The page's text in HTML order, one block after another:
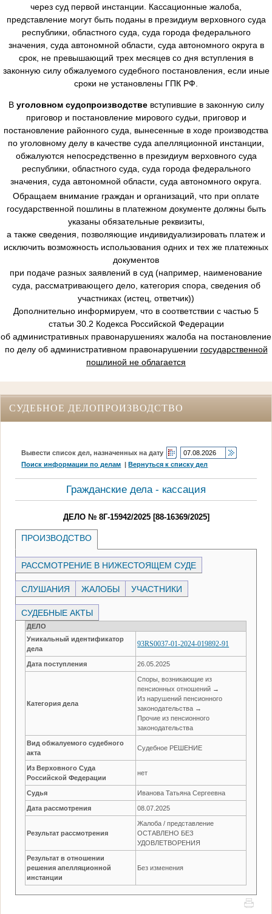
через суд первой инстанции. Кассационные жалоба,
представление могут быть поданы в президиум верховного суда
республики, областного суда, суда города федерального
значения, суда автономной области, суда автономного округа в
срок, не превышающий трех месяцев со дня вступления в
законную силу обжалуемого судебного постановления, если иные
сроки не установлены ГПК РФ.
В уголовном судопроизводствевступившие в законную силу
приговор и постановление мирового судьи, приговор и
постановление районного суда, вынесенные в ходе производства
по уголовному делу в качестве суда апелляционной инстанции,
обжалуются непосредственно в президиум верховного суда
республики, областного суда, суда города федерального
значения, суда автономной области, суда автономного округа.
Обращаем внимание граждан и организаций, что при оплате
государственной пошлины в платежном документе должны быть
указаны обязательные реквизиты,
а также сведения, позволяющие индивидуализировать платеж и
исключить возможность использования одних и тех же платежных
документов
при подаче разных заявлений в суд (например, наименование
суда, рассматривающего дело, категория спора, сведения об
участниках (истец, ответчик))
Дополнительно информируем, что в соответствии с частью 5
статьи 30.2 Кодекса Российской Федерации
об административных правонарушениях жалоба на постановление
по делу об административном правонарушении государственной
пошлиной не облагается
СУДЕБНОЕ ДЕЛОПРОИЗВОДСТВО
Вывести список дел, назначенных на дату
Поиск информации по делам |Вернуться к списку дел
Гражданские дела - кассация
ДЕЛО № 8Г-15942/2025 [88-16369/2025]
ПРОИЗВОДСТВО
РАССМОТРЕНИЕ В НИЖЕСТОЯЩЕМ СУДЕ
СЛУШАНИЯ ЖАЛОБЫ УЧАСТНИКИ
СУДЕБНЫЕ АКТЫ
ДЕЛО
Уникальный идентификатор
дела
93RS0037-01-2024-019892-91
Дата поступления 26.05.2025
Категория дела
Споры, возникающие из
пенсионных отношений →
Из нарушений пенсионного
законодательства →
Прочие из пенсионного
законодательства
Вид обжалуемого судебного
акта
Судебное РЕШЕНИЕ
Из Верховного Суда
Российской Федерации
нет
Судья Иванова Татьяна Сергеевна
Дата рассмотрения 08.07.2025
Результат рассмотрения
Жалоба / представление
ОСТАВЛЕНО БЕЗ
УДОВЛЕТВОРЕНИЯ
Результат в отношении
решения апелляционной
инстанции
Без изменения